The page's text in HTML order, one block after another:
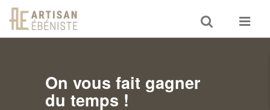
Toggle
search
Toggle
On vous fait gagner
du temps !